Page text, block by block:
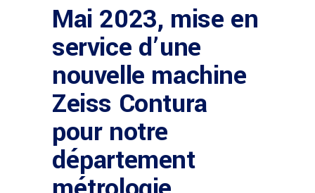
Mai 2023, mise en
service d’une
nouvelle machine
Zeiss Contura
pour notre
département